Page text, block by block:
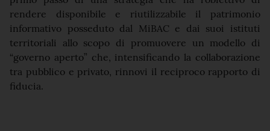
rendere disponibile e riutilizzabile il patrimonio
informativo posseduto dal MiBAC e dai suoi istituti
territoriali allo scopo di promuovere un modello di
“governo aperto” che, intensificando la collaborazione
tra pubblico e privato, rinnovi il reciproco rapporto di
fiducia.